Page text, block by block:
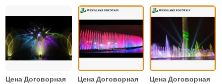
Цена Договорная Цена Договорная
Цена Договорная